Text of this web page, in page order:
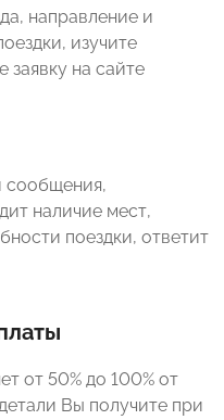
направление и
изучите
заявку на сайте
сообщения,
наличие мест,
поездки, ответит
от 50% до 100% от
Вы получите при